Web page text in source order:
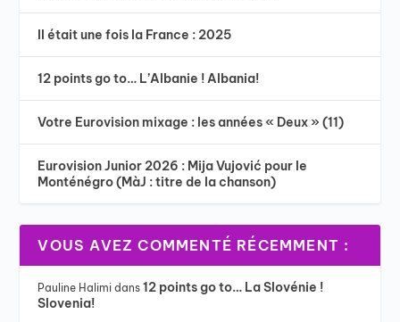
Il était une fois la France : 2025
12 points go to… L’Albanie ! Albania!
Votre Eurovision mixage : les années « Deux » (11)
Eurovision Junior 2026 : Mija Vujović pour le
Monténégro (MàJ : titre de la chanson)
VOUS AVEZ COMMENTÉ RÉCEMMENT :
Pauline Halimi dans12 points go to… La Slovénie !
Slovenia!